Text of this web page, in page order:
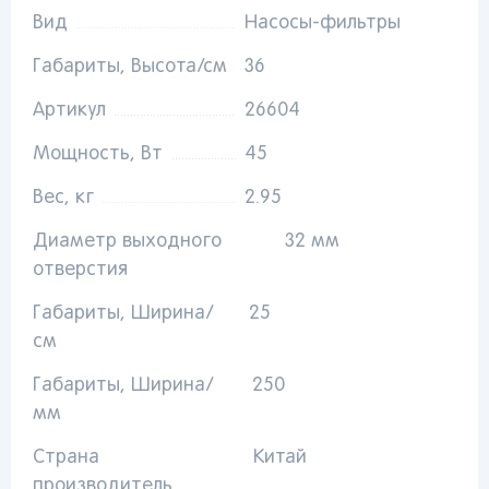
Вид Насосы-фильтры
Габариты, Высота/см 36
Артикул 26604
Мощность, Вт 45
Вес, кг 2.95
Диаметр выходного
отверстия
32 мм
Габариты, Ширина/
см
25
Габариты, Ширина/
мм
250
Страна
Китай
Вы сможете отслеживать статус своих
рекомендации
способы доставки, их стоимость и наличие
товаров
Краснодар